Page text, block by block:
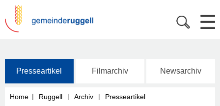
Presseartikel Filmarchiv Newsarchiv
Home | Ruggell | Archiv | Presseartikel